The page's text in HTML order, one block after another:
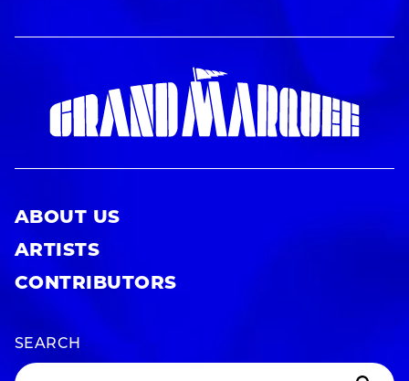
ABOUT US
ARTISTS
CONTRIBUTORS
SEARCH